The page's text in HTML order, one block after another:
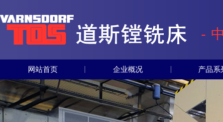
-
网站首页 企业概况 产品系